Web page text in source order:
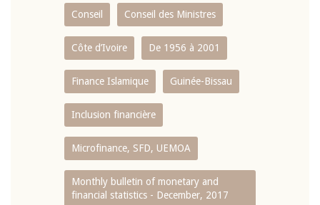
Conseil Conseil des Ministres
Côte d’Ivoire De 1956 à 2001
Finance Islamique Guinée-Bissau
Inclusion financière
Microfinance, SFD, UEMOA
Monthly bulletin of monetary and
financial statistics - December, 2017